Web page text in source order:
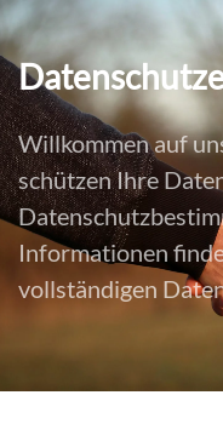
Willkommen auf
schützen Ihre
Informationen
vollständigen